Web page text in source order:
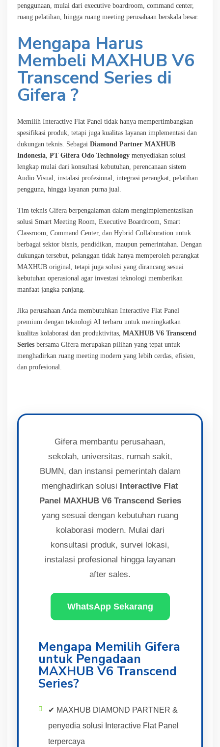
penggunaan, mulai dari executive boardroom, command center,
ruang pelatihan, hingga ruang meeting perusahaan berskala besar.
Mengapa Harus
Membeli MAXHUB V6
Transcend Series di
Gifera ?
Memilih Interactive Flat Panel tidak hanya mempertimbangkan
spesifikasi produk, tetapi juga kualitas layanan implementasi dan
dukungan teknis. Sebagai Diamond Partner MAXHUB
Indonesia, PT Gifera Odo Technology menyediakan solusi
lengkap mulai dari konsultasi kebutuhan, perencanaan sistem
Audio Visual, instalasi profesional, integrasi perangkat, pelatihan
pengguna, hingga layanan purna jual.
Tim teknis Gifera berpengalaman dalam mengimplementasikan
solusi Smart Meeting Room, Executive Boardroom, Smart
Classroom, Command Center, dan Hybrid Collaboration untuk
berbagai sektor bisnis, pendidikan, maupun pemerintahan. Dengan
dukungan tersebut, pelanggan tidak hanya memperoleh perangkat
MAXHUB original, tetapi juga solusi yang dirancang sesuai
kebutuhan operasional agar investasi teknologi memberikan
manfaat jangka panjang.
Jika perusahaan Anda membutuhkan Interactive Flat Panel
premium dengan teknologi AI terbaru untuk meningkatkan
kualitas kolaborasi dan produktivitas, MAXHUB V6 Transcend
Series bersama Gifera merupakan pilihan yang tepat untuk
menghadirkan ruang meeting modern yang lebih cerdas, efisien,
dan profesional.
Gifera membantu perusahaan,
sekolah, universitas, rumah sakit,
BUMN, dan instansi pemerintah dalam
menghadirkan solusi
Interactive Flat
Panel MAXHUB V6 Transcend Series
yang sesuai dengan kebutuhan ruang
kolaborasi modern. Mulai dari
konsultasi produk, survei lokasi,
instalasi profesional hingga layanan
after sales.
WhatsApp Sekarang
Mengapa Memilih Gifera
untuk Pengadaan
MAXHUB V6 Transcend
Series?
✔ MAXHUB DIAMOND PARTNER &
penyedia solusi Interactive Flat Panel
terpercaya